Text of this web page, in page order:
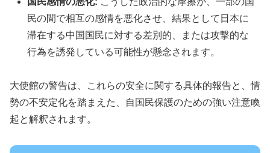
民の間で相互の感情を悪化させ、結果として日本に
滞在する中国国民に対する差別的、または攻撃的な
行為を誘発している可能性が懸念されます。
大使館の警告は、これらの安全に関する具体的報告と、情
勢の不安定化を踏まえた、自国民保護のための強い注意喚
起と解釈されます。